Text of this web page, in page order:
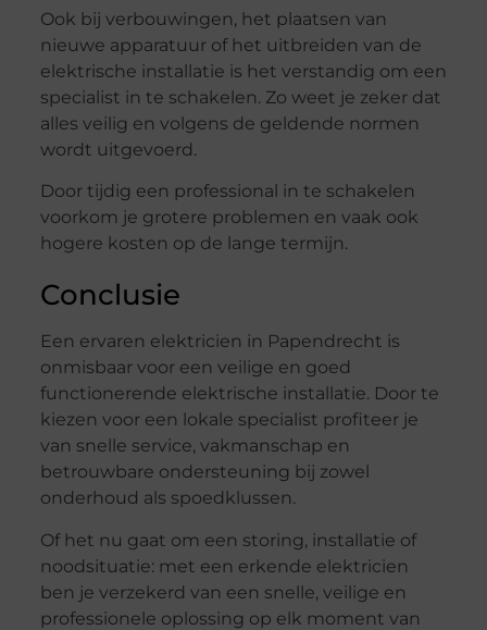
Ook bij verbouwingen, het plaatsen van
nieuwe apparatuur of het uitbreiden van de
elektrische installatie is het verstandig om een
specialist in te schakelen. Zo weet je zeker dat
alles veilig en volgens de geldende normen
wordt uitgevoerd.
Door tijdig een professional in te schakelen
voorkom je grotere problemen en vaak ook
hogere kosten op de lange termijn.
Conclusie
Een ervaren elektricien in Papendrecht is
onmisbaar voor een veilige en goed
functionerende elektrische installatie. Door te
kiezen voor een lokale specialist profiteer je
van snelle service, vakmanschap en
betrouwbare ondersteuning bij zowel
onderhoud als spoedklussen.
Of het nu gaat om een storing, installatie of
noodsituatie: met een erkende elektricien
ben je verzekerd van een snelle, veilige en
professionele oplossing op elk moment van